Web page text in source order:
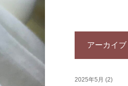
アーカイブ
2025年5月 (2)